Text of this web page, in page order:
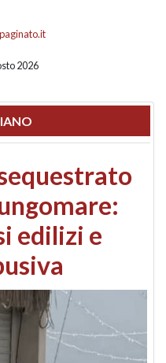
2026
edilizi e